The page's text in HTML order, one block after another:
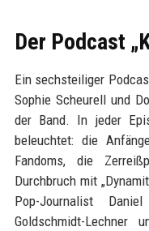
Der Podcast
Ein sechsteiliger
Sophie Scheurell und
der Band. In jeder
beleuchtet: die
Fandoms, die
Durchbruch mit
Pop-Journalist
Goldschmidt-Lechner